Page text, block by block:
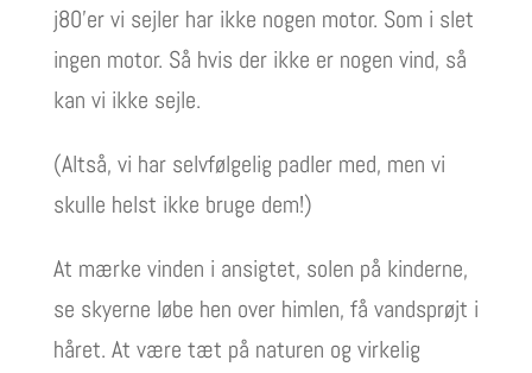
j80’er vi sejler har ikke nogen motor. Som i slet
ingen motor. Så hvis der ikke er nogen vind, så
kan vi ikke sejle.
(Altså, vi har selvfølgelig padler med, men vi
skulle helst ikke bruge dem!)
At mærke vinden i ansigtet, solen på kinderne,
se skyerne løbe hen over himlen, få vandsprøjt i
håret. At være tæt på naturen og virkelig